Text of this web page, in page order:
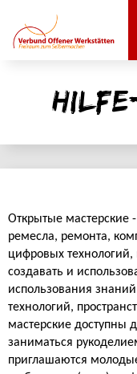
Открытые мастерские
ремесла, ремонта,
цифровых
создавать и
использования
технологий,
мастерские доступны
заниматься
приглашаются